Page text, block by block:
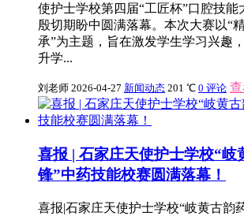
使护士学校第四届“工匠杯”口腔技能
殷切期盼中圆满落幕。本次大赛以“
承”为主题，旨在激发学生学习兴趣
升学...
刘老师 2026-04-27 新闻动态 201 ℃ 0 评论
喜报 | 石家庄天使护士学校“岐
锋”中药技能校赛圆满落幕！
喜报|石家庄天使护士学校“岐黄古韵